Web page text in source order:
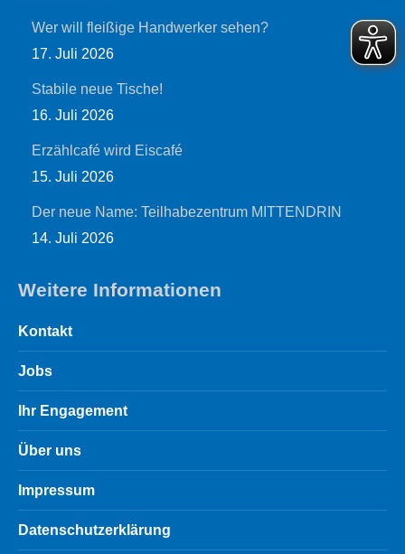
Wer will fleißige Handwerker sehen?
17. Juli 2026
Stabile neue Tische!
16. Juli 2026
Erzählcafé wird Eiscafé
15. Juli 2026
Der neue Name: Teilhabezentrum MITTENDRIN
14. Juli 2026
Weitere Informationen
Kontakt
Jobs
Ihr Engagement
Über uns
Impressum
Datenschutzerklärung